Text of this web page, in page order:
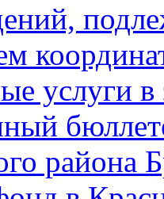
услуги в
района